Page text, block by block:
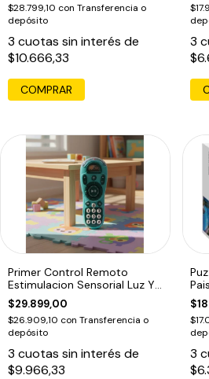
$28.799,10 con Transferencia o
depósito
3 cuotas sin interés de
$10.666,33
COMPRAR
3
Primer Control Remoto
Estimulacion Sensorial Luz Y
Sonido Azul
$29.899,00
$26.909,10 con Transferencia o
depósito
3 cuotas sin interés de
$9.966,33
3